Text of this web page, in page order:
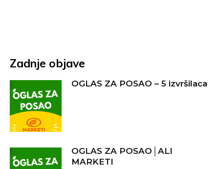
Zadnje objave
OGLAS ZA POSAO – 5 izvršilaca
OGLAS ZA POSAO│ALI
MARKETI